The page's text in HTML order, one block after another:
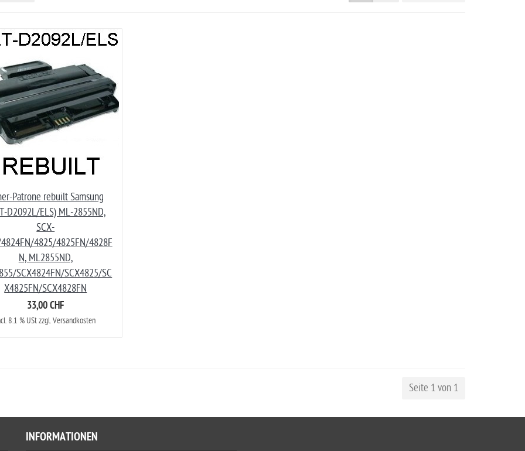
Patrone rebuilt Samsung
D2092L/ELS) ML-2855ND,
SCX-
4825/4825FN/4828F
N, ML2855ND,
SCX4824FN/SCX4825/SC
X4825FN/SCX4828FN
33,00 CHF
8.1 % USt zzgl. Versandkosten
Seite 1 von 1
INFORMATIONEN